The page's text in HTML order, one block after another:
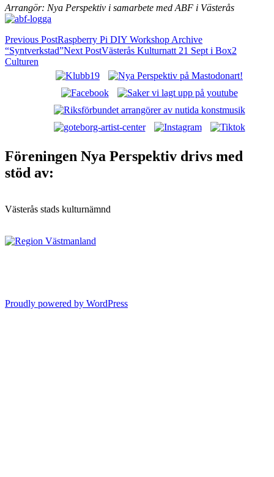
Arrangör: Nya Perspektiv i samarbete med ABF i Västerås
Post
navigation
Previous PostRaspberry Pi DIY Workshop Archive
“Syntverkstad”Next PostVästerås Kulturnatt 21 Sept i Box2
Culturen
Nya Perspektiv: Västerås alternativa
musikscen!
Föreningen Nya Perspektiv drivs med
stöd av:
Västerås stads kulturnämnd
Proudly powered by WordPress